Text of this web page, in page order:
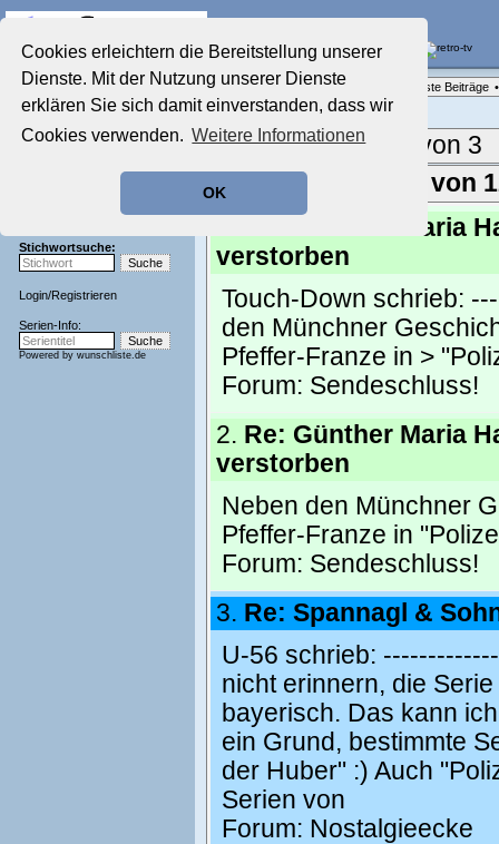
Cookies erleichtern die Bereitstellung unserer
Dienste. Mit der Nutzung unserer Dienste
erklären Sie sich damit einverstanden, dass wir
Cookies verwenden. Weitere Informationen
OK
Startseite
Aktuelles Forum
Film-Forum
Zeichentrick-Forum
Stichwortsuche:
Login/Registrieren
Serien-Info:
Powered by wunschliste.de
Forenliste • Themenübersicht Neueste Beiträge •
Aktuelle Seite:
1 von 3
Ergebnisse 1 - 50 von
Re: Günther Maria
verstorben
Touch-Down schrieb:
den Münchner
Pfeffer-Franze in >
Forum: Sendeschluss!
2. Re: Günther Maria
verstorben
Neben den Münchner
Pfeffer-Franze in
Forum: Sendeschluss!
3. Re: Spannagl &
U-56 schrieb:
nicht erinnern, die
bayerisch. Das kann
ein Grund, bestimmte
der Huber" :) Auch
Serien von
Forum: Nostalgieecke